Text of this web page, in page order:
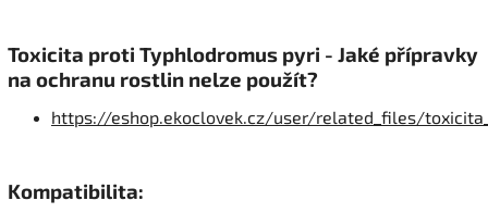
Toxicita proti Typhlodromus pyri - Jaké přípravky
na ochranu rostlin nelze použít?
https://eshop.ekoclovek.cz/user/related_files/
Kompatibilita: